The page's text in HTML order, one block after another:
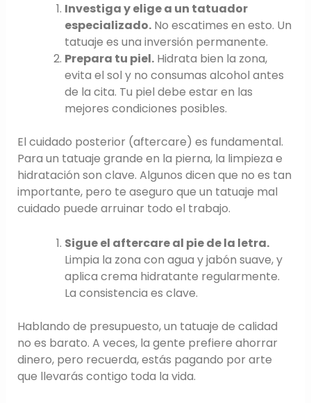
Investiga y elige a un tatuador
especializado.No escatimes en esto. Un
tatuaje es una inversión permanente.
Prepara tu piel.Hidrata bien la zona,
evita el sol y no consumas alcohol antes
de la cita. Tu piel debe estar en las
mejores condiciones posibles.
El cuidado posterior (aftercare) es fundamental.
Para un tatuaje grande en la pierna, la limpieza e
hidratación son clave. Algunos dicen que no es tan
importante, pero te aseguro que un tatuaje mal
cuidado puede arruinar todo el trabajo.
Sigue el aftercare al pie de la letra.
Limpia la zona con agua y jabón suave, y
aplica crema hidratante regularmente.
La consistencia es clave.
Hablando de presupuesto, un tatuaje de calidad
no es barato. A veces, la gente prefiere ahorrar
dinero, pero recuerda, estás pagando por arte
que llevarás contigo toda la vida.